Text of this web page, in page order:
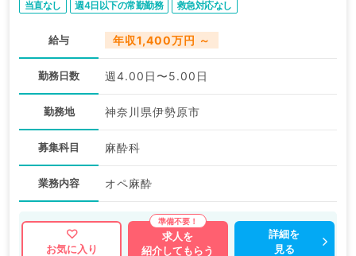
当直なし 週4日以下の常勤勤務 救急対応なし
給与 年収1,400万円 ～
勤務日数 週4.00日〜5.00日
勤務地 神奈川県伊勢原市
募集科目 麻酔科
業務内容 オペ麻酔
お気に入り
求人を
紹介してもらう
詳細を
見る